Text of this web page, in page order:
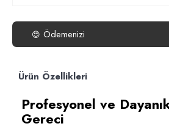
😍 Ödemenizi
Ürün Özellikleri
Profesyonel ve
Gereci